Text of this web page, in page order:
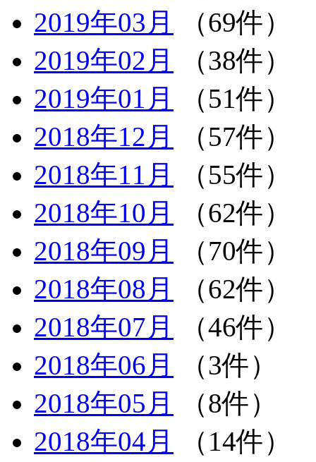
2019年03月
（69件）
2019年02月
（38件）
2019年01月
（51件）
2018年12月
（57件）
2018年11月
（55件）
2018年10月
（62件）
2018年09月
（70件）
2018年08月
（62件）
2018年07月
（46件）
2018年06月
（3件）
2018年05月
（8件）
2018年04月
（14件）